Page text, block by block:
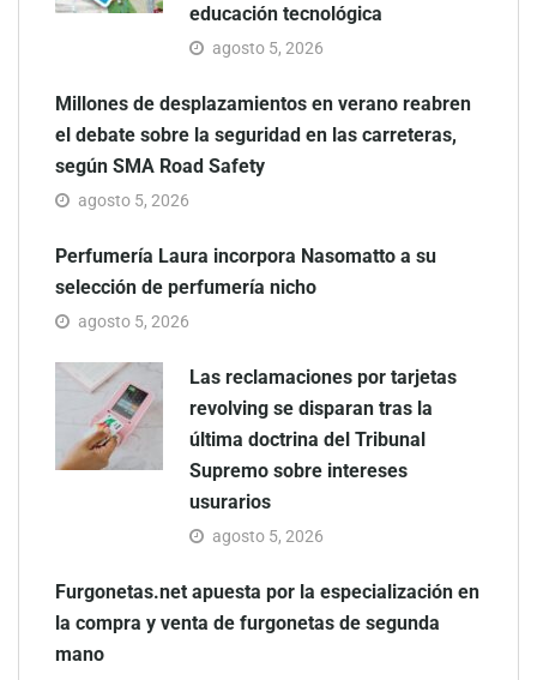
educación tecnológica
agosto 5, 2026
Millones de desplazamientos en verano reabren
el debate sobre la seguridad en las carreteras,
según SMA Road Safety
agosto 5, 2026
Perfumería Laura incorpora Nasomatto a su
selección de perfumería nicho
agosto 5, 2026
Las reclamaciones por tarjetas
revolving se disparan tras la
última doctrina del Tribunal
Supremo sobre intereses
usurarios
agosto 5, 2026
Furgonetas.net apuesta por la especialización en
la compra y venta de furgonetas de segunda
mano